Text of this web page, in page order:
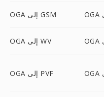
OGA إلى GSM
OGA إلى WV
OGA إلى PVF